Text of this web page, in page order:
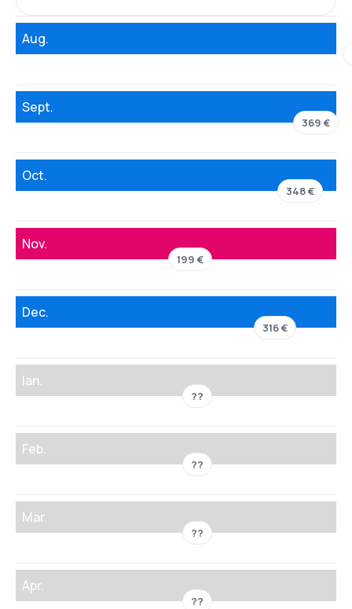
Aug.
Sept.
369 €
Oct.
348 €
Nov.
199 €
Dec.
316 €
Ian.
??
Feb.
??
Mar.
??
Apr.
??